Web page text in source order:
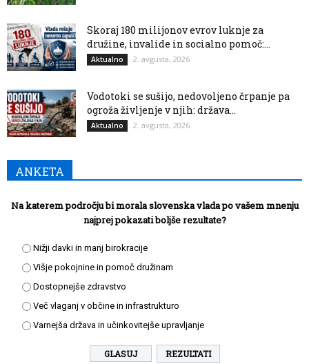
Skoraj 180 milijonov evrov luknje za
družine, invalide in socialno pomoč:...
Aktualno 2. avgusta, 2026
Vodotoki se sušijo, nedovoljeno črpanje pa
ogroža življenje v njih: država...
Aktualno 2. avgusta, 2026
ANKETA
Na katerem področju bi morala slovenska vlada po vašem mnenju
najprej pokazati boljše rezultate?
Nižji davki in manj birokracije
Višje pokojnine in pomoč družinam
Dostopnejše zdravstvo
Več vlaganj v občine in infrastrukturo
Varnejša država in učinkovitejše upravljanje
REZULTATI